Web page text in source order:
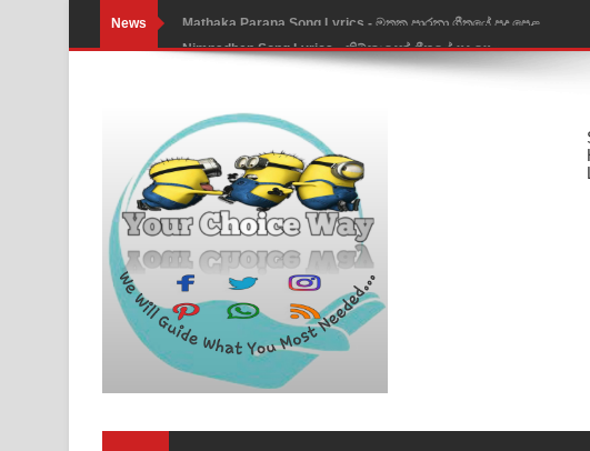
News Nimnadhen Song Lyrics - නිම්නාදෙන් ගීතයේ පද පෙළ
Obamai Mage Adare Song Lyrics - ඔබමයි මගේ ආදරේ ගීතයේ පද
Pansal Gihin Song Lyrics - පන්සල් ගිහිං ගීතයේ පද පෙළ
Ankeliya Song Lyrics - අංකෙළිය ගීතයේ පද පෙළ
DEAR GOD Song Lyrics - ඩියර් ගෝඩ් ගීතයේ පද පෙළ
MANAMALA KATHA Song Lyrics - මනමාල කතා ගීතයේ පද පෙළ
Dai Dai Lyrics - Shakira, Burna Boy | 2026 football world cup
Lassana Amma Song Lyrics - ලස්සන අම්මා ගීතයේ පද පෙළ
Gemak Deela Song Lyrics - ගේමක් දීලා ගීතයේ පද පෙළ